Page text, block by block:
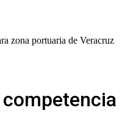
zona portuaria de Veracruz